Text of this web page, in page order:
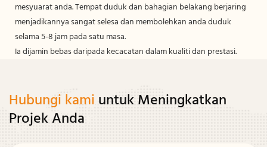
mesyuarat anda. Tempat duduk dan bahagian belakang berjaring
menjadikannya sangat selesa dan membolehkan anda duduk
selama 5-8 jam pada satu masa.
Ia dijamin bebas daripada kecacatan dalam kualiti dan prestasi.
Hubungi kami untuk Meningkatkan
Projek Anda